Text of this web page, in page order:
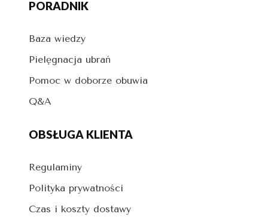
PORADNIK
Baza wiedzy
Pielęgnacja ubrań
Pomoc w doborze obuwia
Q&A
OBSŁUGA KLIENTA
Regulaminy
Polityka prywatności
Czas i koszty dostawy